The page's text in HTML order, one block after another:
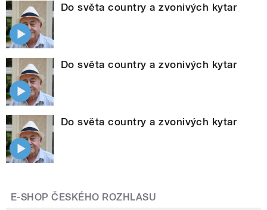
Do světa country a zvonivých kytar
Do světa country a zvonivých kytar
Do světa country a zvonivých kytar
E-SHOP ČESKÉHO ROZHLASU